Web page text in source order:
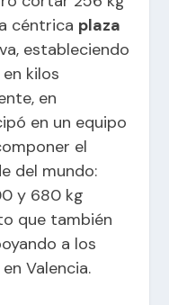
céntrica plaza
estableciendo
kilos
en
en un equipo
el
del mundo:
y 680 kg
que también
a los
Valencia.